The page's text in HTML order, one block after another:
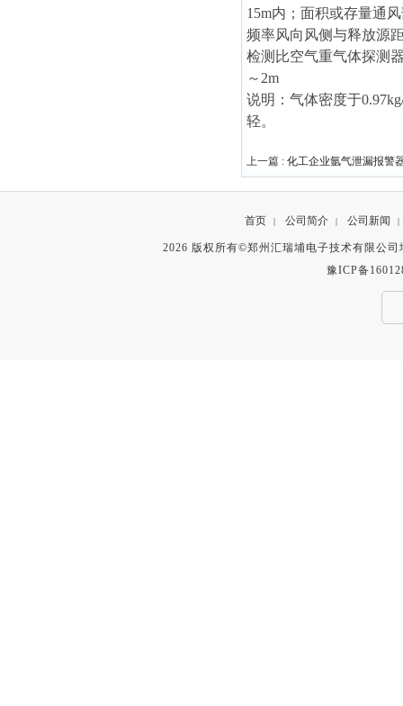
15m内；面积或存量通
频率风向风侧与释放源
检测比空气重气体探测
～2m
说明：气体密度于
轻。
上一篇 : 化工企业氩气泄漏报警
首页 | 公司简介 | 公司新闻 |
2026 版权所有©郑州汇瑞埔电子技术有限公
豫ICP备